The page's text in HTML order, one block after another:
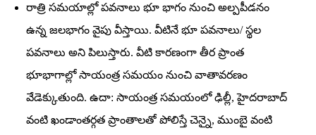
రాత్రి సమయాల్లో పవనాలు భూ భాగం నుంచి అల్పపీడనం
ఉన్న జలభాగం వైపు వీస్తాయి. వీటినే భూ పవనాలు/ స్థల
పవనాలు అని పిలుస్తారు. వీటి కారణంగా తీర ప్రాంత
భూభాగాల్లో సాయంత్ర సమయం నుంచి వాతావరణం
వేడెక్కుతుంది. ఉదా: సాయంత్ర సమయంలో ఢిల్లీ, హైదరాబాద్‌
వంటి ఖండాంతర్గత ప్రాంతాలతో పోలిస్తే చెన్నై, ముంబై వంటి